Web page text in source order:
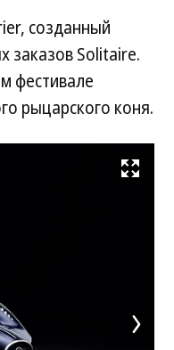
созданный
заказов Solitaire.
фестивале
рыцарского коня.
Развернуть на весь экран